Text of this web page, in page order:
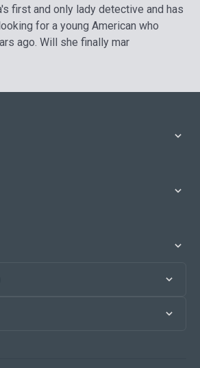
first and only lady detective and has
for a young American who
ago. Will she finally mar